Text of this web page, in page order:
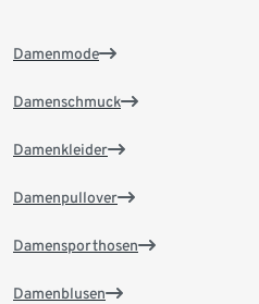
Damenmode
Damenschmuck
Damenkleider
Damenpullover
Damensporthosen
Damenblusen